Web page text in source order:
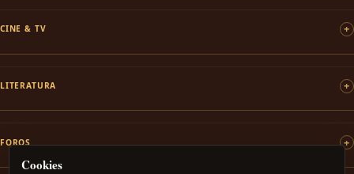
CINE & TV
LITERATURA
FOROS
Cookies